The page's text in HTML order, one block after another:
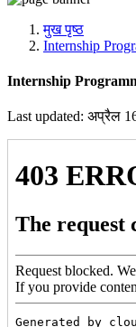
मुख पृष्ठ
Internship
Internship
Last updated: अप्रैल